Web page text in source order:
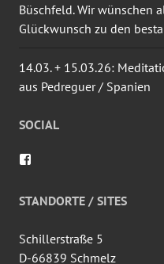
Büschfeld. Wir wünschen
Glückwunsch zu den
14.03. + 15.03.26:
aus Pedreguer / Spanien
SOCIAL
auf
Facebook
STANDORTE / SITES
Schillerstraße 5
D-66839 Schmelz